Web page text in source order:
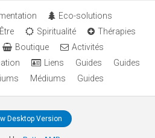
Eco-solutions
Être Spiritualité
Thérapies
Boutique
Activités
Liens Guides
Guides
Médiums Guides
Desktop Version